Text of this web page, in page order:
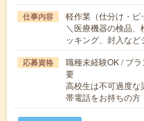
仕事内容
軽作業（仕分け・ピ
＼医療機器の検品
ッキング、封入な
応募資格
職種未経験OK / ブ
要
高校生は不可過度
帯電話をお持ちの